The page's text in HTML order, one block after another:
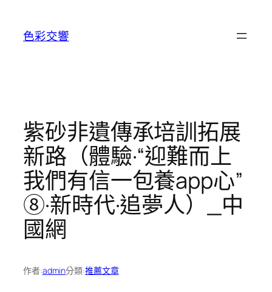
色彩交響
紫砂非遺傳承培訓拓展
新路（體驗·“迎難而上
我們有信一包養app心”
⑧·新時代·追夢人）_中
國網
作者:admin分類:推薦文章